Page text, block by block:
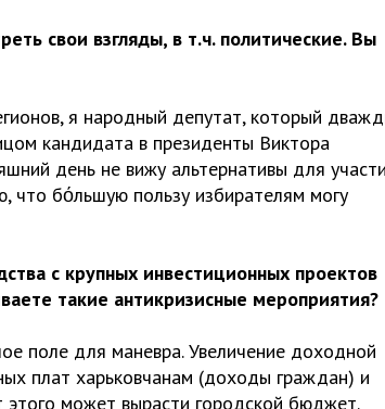
свои взгляды, в т.ч. политические. Вы
я народный депутат, который
кандидата в президенты Виктора
день не вижу альтернативы для
что бόльшую пользу избирателям могу
с крупных инвестиционных проектов
такие антикризисные мероприятия?
поле для маневра. Увеличение доходной
плат харьковчанам (доходы граждан) и
этого может вырасти городской бюджет.